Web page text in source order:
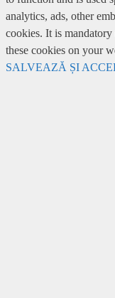
analytics, ads, other
cookies. It is
these cookies on your
SALVEAZĂ ȘI